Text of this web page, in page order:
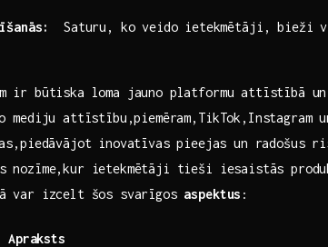
Saturu, ko veido ietekmētāji, bieži
ir būtiska loma jauno platformu attīstībā un
mediju ​attīstību,piemēram,TikTok,Instagram
inovatīvas ⁣pieejas un radošus
ietekmētāji tieši iesaistās
var ​izcelt šos svarīgos aspektus :
Apraksts